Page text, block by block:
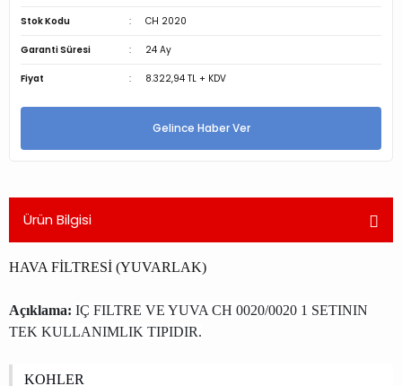
Stok Kodu CH 2020
Garanti Süresi 24 Ay
Fiyat 8.322,94 TL + KDV
Gelince Haber Ver
Ürün Bilgisi
HAVA FİLTRESİ (YUVARLAK)
Açıklama: IÇ FILTRE VE YUVA CH 0020/0020 1 SETININ
TEK KULLANIMLIK TIPIDIR.
KOHLER